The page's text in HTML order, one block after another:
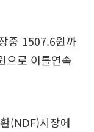
중 1507.6원까
으로 이틀연속
(NDF)시장에